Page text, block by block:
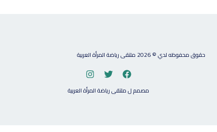
حقوق محفوظه لدي © 2026 ملتقى رياضة المرأة العربية
مصمم ل ملتقى رياضة المرأة العربية